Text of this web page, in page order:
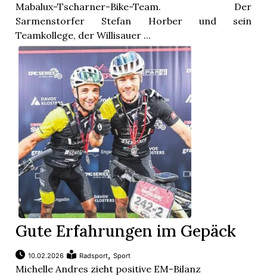
Mabalux-Tscharner-Bike-Team. Der
Sarmenstorfer Stefan Horber und sein
Teamkollege, der Willisauer ...
Gute Erfahrungen im Gepäck
10.02.2026 Radsport,Sport
Michelle Andres zieht positive EM-Bilanz